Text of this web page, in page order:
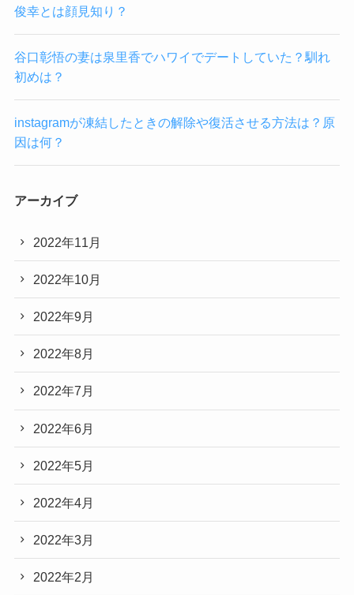
俊幸とは顔見知り？
谷口彰悟の妻は泉里香でハワイでデートしていた？馴れ
初めは？
instagramが凍結したときの解除や復活させる方法は？原
因は何？
アーカイブ
2022年11月
2022年10月
2022年9月
2022年8月
2022年7月
2022年6月
2022年5月
2022年4月
2022年3月
2022年2月